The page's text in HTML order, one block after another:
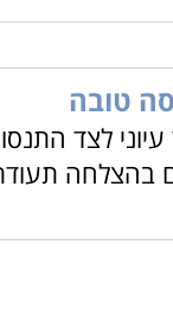
טובה
עיוני לצד
בהצלחה